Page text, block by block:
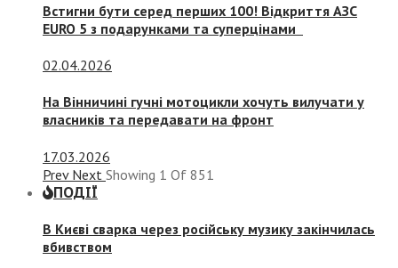
Встигни бути серед перших 100! Відкриття АЗС
EURO 5 з подарунками та суперцінами
02.04.2026
На Вінничині гучні мотоцикли хочуть вилучати у
власників та передавати на фронт
17.03.2026
Prev Next Showing 1 Of 851
ПОДІЇ
В Києві сварка через російську музику закінчилась
вбивством